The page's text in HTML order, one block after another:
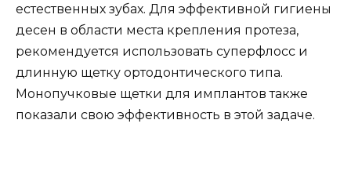
естественных зубах. Для эффективной гигиены
десен в области места крепления протеза,
рекомендуется использовать суперфлосс и
длинную щетку ортодонтического типа.
Монопучковые щетки для имплантов также
показали свою эффективность в этой задаче.